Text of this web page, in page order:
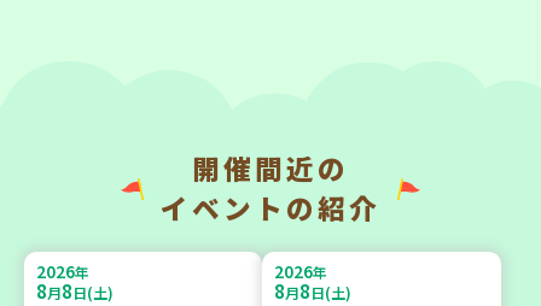
神戸市長田区
で遊ぼう♪ 親子で楽しい
夏祭り
神戸市東灘区
ティールームすみれ会」
（毎月第2金曜日）
開催間近の
イベントの紹介
2026年
8月8日(土)
2026年
8月8日(土)